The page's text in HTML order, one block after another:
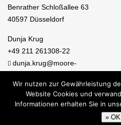
Benrather Schloßallee 63
40597 Düsseldorf
Dunja Krug
+49 211 261308-22
dunja.krug@moore-
© 2026 Moore Deutschland GmbH
Wir nutzen zur Gewährleistung
Website Cookies und
Informationen erhalten Sie in
» OK